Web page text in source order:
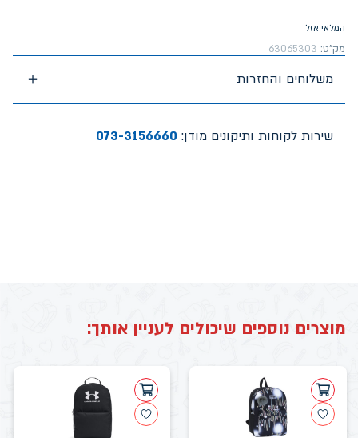
המלאי אזל
מק"ט: 63065303
משלוחים והחזרות
שירות לקוחות ותיקונים מודן: 073-3156660
מוצרים נוספים שיכולים לעניין אותך: